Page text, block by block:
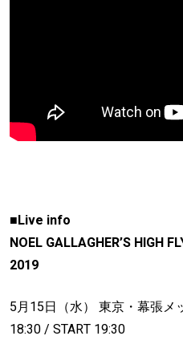
■Live info
NOEL GALLAGHER’S HIGH
2019
5月15日（水） 東京・幕張メ
18:30 / START 19:30